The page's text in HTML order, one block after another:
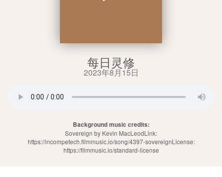
每日灵修
2023年8月15日
Background music credits:
Sovereign by Kevin MacLeodLink:
https://incompetech.filmmusic.io/song/4397-sovereignLicense:
https://filmmusic.io/standard-license